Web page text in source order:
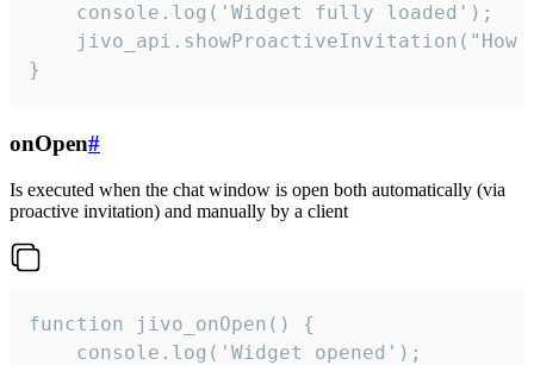
    console.log('Widget fully loaded');
jivo_api.showProactiveInvitation("How
}
onOpen#
Is executed when the chat window is open both automatically (via
proactive invitation) and manually by a client
function jivo_onOpen() {
    console.log('Widget opened');